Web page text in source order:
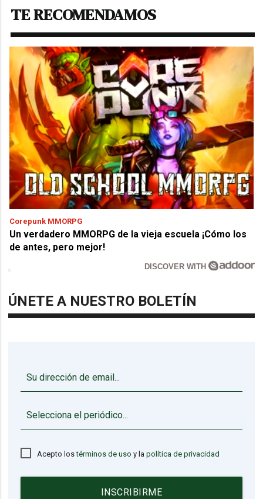
TE RECOMENDAMOS
Corepunk MMORPG
Un verdadero MMORPG de la vieja escuela ¡Cómo los
de antes, pero mejor!
DISCOVER WITH
ÚNETE A NUESTRO BOLETÍN
Acepto lostérminos de uso y lapolítica de privacidad
INSCRIBIRME